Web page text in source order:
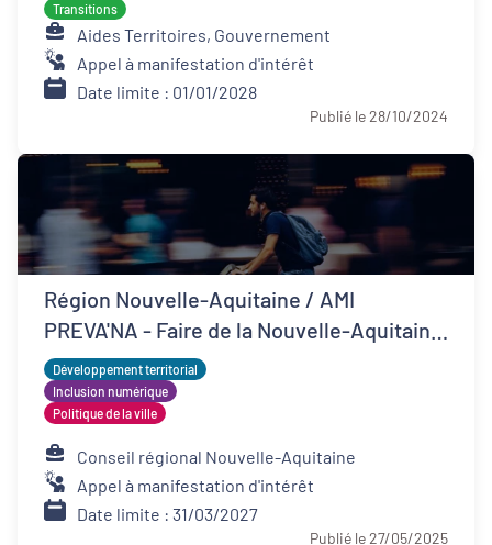
Transitions
Aides Territoires, Gouvernement
Appel à manifestation d'intérêt
Date limite : 01/01/2028
Publié le 28/10/2024
Région Nouvelle-Aquitaine / AMI
PREVA'NA - Faire de la Nouvelle-Aquitaine
un territoire de bonne santé
Développement territorial
Inclusion numérique
Politique de la ville
Conseil régional Nouvelle-Aquitaine
Appel à manifestation d'intérêt
Date limite : 31/03/2027
Publié le 27/05/2025